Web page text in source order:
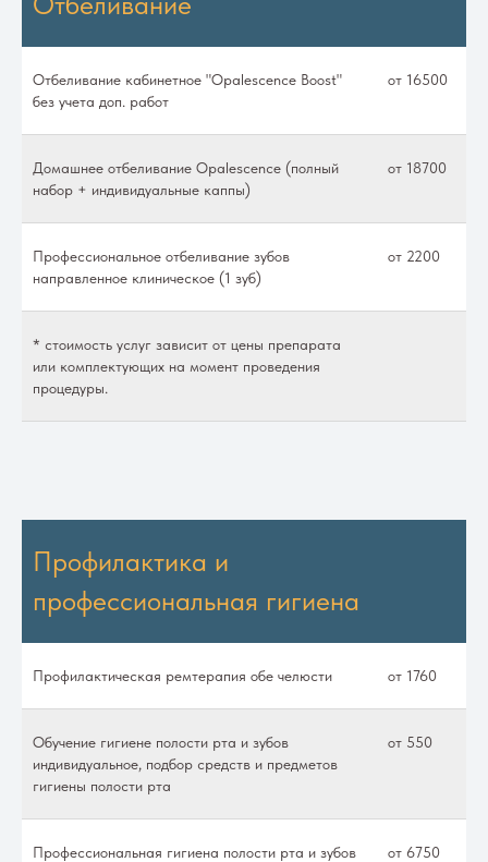
Отбеливание кабинетное "Opalescence Boost"
без учета доп. работ
от 16500
Домашнее отбеливание Opalescence (полный
набор + индивидуальные каппы)
от 18700
Профессиональное отбеливание зубов
направленное клиническое (1 зуб)
от 2200
* стоимость услуг зависит от цены препарата
или комплектующих на момент проведения
процедуры.
Профилактика и
профессиональная гигиена
Профилактическая ремтерапия обе челюсти от 1760
Обучение гигиене полости рта и зубов
индивидуальное, подбор средств и предметов
гигиены полости рта
от 550
Профессиональная гигиена полости рта и зубов от 6750